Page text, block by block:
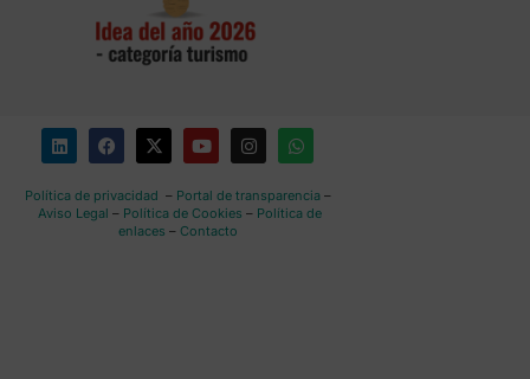
Política de privacidad – Portal de transparencia–
Aviso Legal – Política de Cookies – Política de
enlaces – Contacto